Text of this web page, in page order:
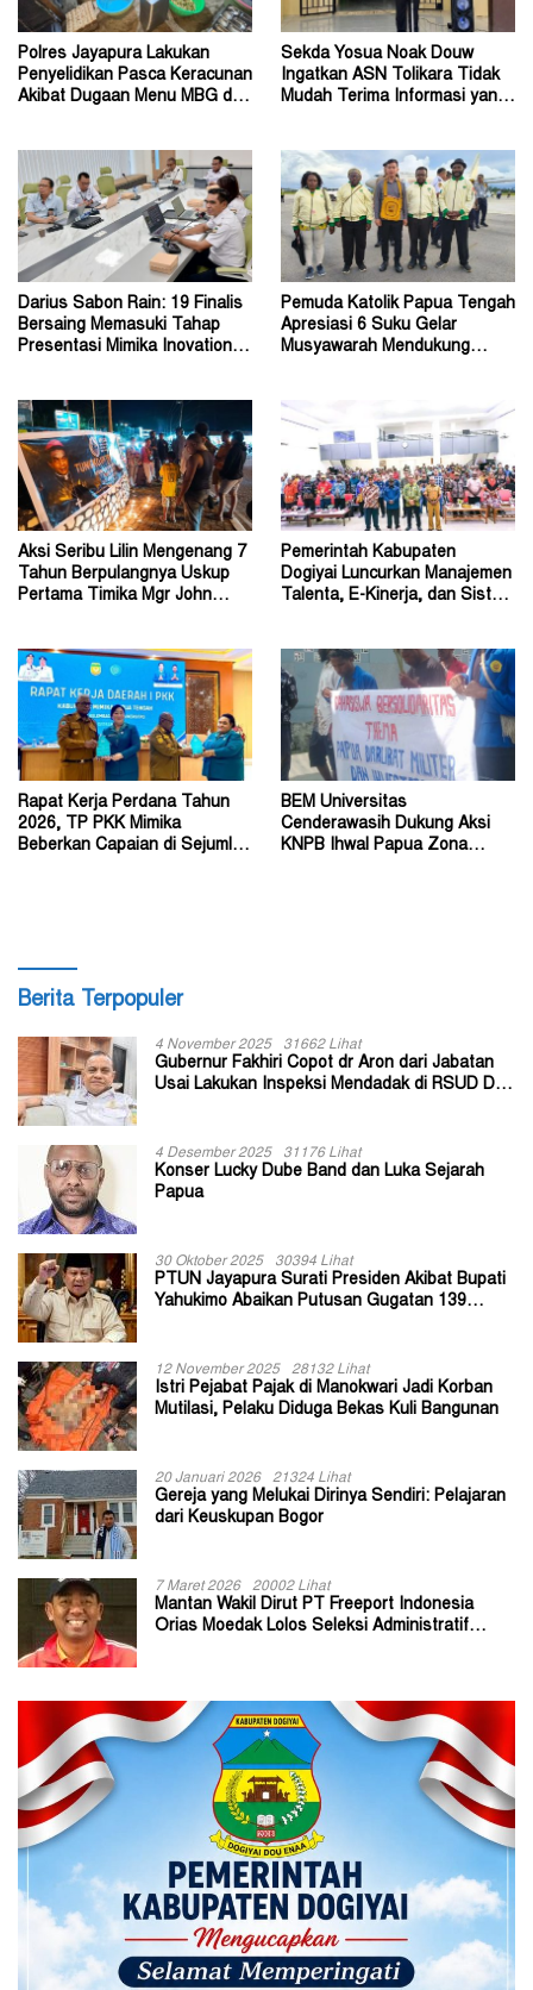
Polres Jayapura Lakukan
Penyelidikan Pasca Keracunan
Akibat Dugaan Menu MBG di
Sekda Yosua Noak Douw
Ingatkan ASN Tolikara Tidak
Mudah Terima Informasi yang
Darius Sabon Rain: 19 Finalis
Bersaing Memasuki Tahap
Presentasi Mimika Inovation
Pemuda Katolik Papua Tengah
Apresiasi 6 Suku Gelar
Musyawarah Mendukung
Aksi Seribu Lilin Mengenang 7
Tahun Berpulangnya Uskup
Pertama Timika Mgr John
Pemerintah Kabupaten
Dogiyai Luncurkan Manajemen
Talenta, E-Kinerja, dan Sistem
Rapat Kerja Perdana Tahun
2026, TP PKK Mimika
Beberkan Capaian di Sejumlah
BEM Universitas
Cenderawasih Dukung Aksi
KNPB Ihwal Papua Zona
Berita Terpopuler
4 November 2025 31662 Lihat
Gubernur Fakhiri Copot dr Aron dari Jabatan
Usai Lakukan Inspeksi Mendadak di RSUD Dok
4 Desember 2025 31176 Lihat
Konser Lucky Dube Band dan Luka Sejarah
Papua
30 Oktober 2025 30394 Lihat
PTUN Jayapura Surati Presiden Akibat Bupati
Yahukimo Abaikan Putusan Gugatan 139
12 November 2025 28132 Lihat
Istri Pejabat Pajak di Manokwari Jadi Korban
Mutilasi, Pelaku Diduga Bekas Kuli Bangunan
20 Januari 2026 21324 Lihat
Gereja yang Melukai Dirinya Sendiri: Pelajaran
dari Keuskupan Bogor
7 Maret 2026 20002 Lihat
Mantan Wakil Dirut PT Freeport Indonesia
Orias Moedak Lolos Seleksi Administratif